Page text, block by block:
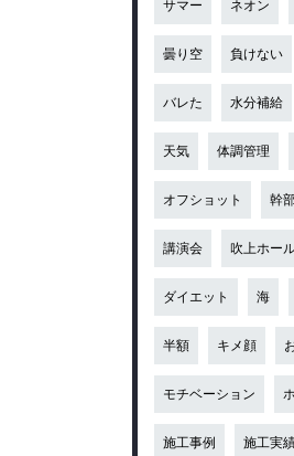
サマー ネオン
曇り空 負けない
バレた 水分補給
天気 体調管理
オフショット 幹
講演会 吹上ホー
ダイエット 海
半額 キメ顔
モチベーション
施工事例 施工実